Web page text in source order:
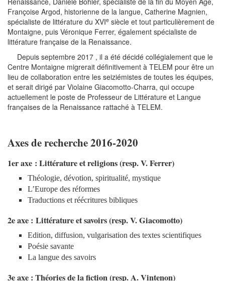
Françoise Argod, historienne de la langue, Catherine Magnien,
spécialiste de littérature du XVIe siècle et tout particulièrement de
Montaigne, puis Véronique Ferrer, également spécialiste de
littérature française de la Renaissance.
Depuis septembre 2017 , il a été décidé collégialement que le
Centre Montaigne migrerait définitivement à TELEM pour être un
lieu de collaboration entre les seiziémistes de toutes les équipes,
et serait dirigé par Violaine Giacomotto-Charra, qui occupe
actuellement le poste de Professeur de Littérature et Langue
françaises de la Renaissance rattaché à TELEM.
Axes de recherche 2016-2020
1er axe : Littérature et religions (resp. V. Ferrer)
Théologie, dévotion, spiritualité, mystique
L’Europe des réformes
Traductions et réécritures bibliques
2e axe : Littérature et savoirs (resp. V. Giacomotto)
Edition, diffusion, vulgarisation des textes scientifiques
Poésie savante
La langue des savoirs
3e axe : Théories de la fiction (resp. A. Vintenon)